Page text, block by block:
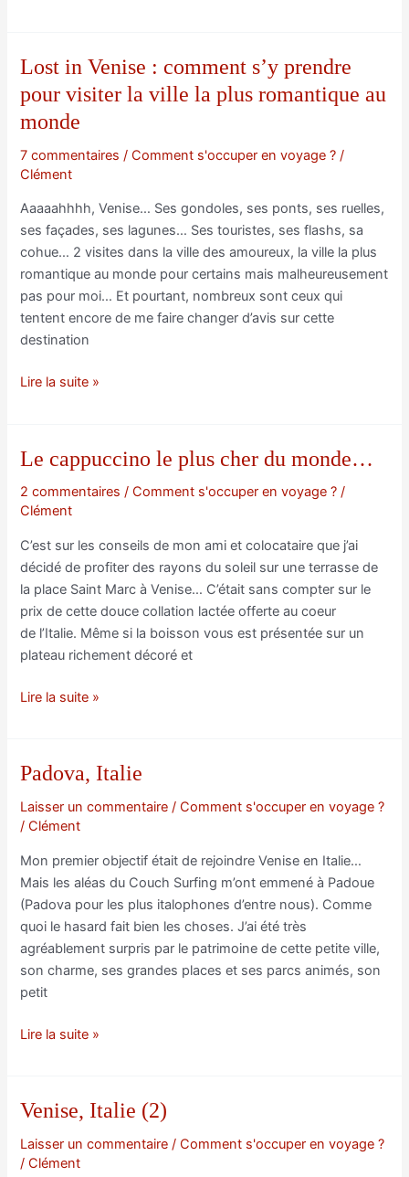
la
découverte
des
de
au
coeur
du
Piémont
Italien
Lost in Venise : comment s’y prendre
pour visiter la ville la plus romantique au
monde
7 commentaires /Comment s'occuper en voyage ? /
Clément
Aaaaahhhh, Venise… Ses gondoles, ses ponts, ses ruelles,
ses façades, ses lagunes… Ses touristes, ses flashs, sa
cohue… 2 visites dans la ville des amoureux, la ville la plus
romantique au monde pour certains mais malheureusement
pas pour moi… Et pourtant, nombreux sont ceux qui
tentent encore de me faire changer d’avis sur cette
destination
Lost
comment
s’y
prendre
visiter
ville
la
plus
romantique
au
Lire la suite »
Le cappuccino le plus cher du monde…
2 commentaires /Comment s'occuper en voyage ? /
Clément
C’est sur les conseils de mon ami et colocataire que j’ai
décidé de profiter des rayons du soleil sur une terrasse de
la place Saint Marc à Venise… C’était sans compter sur le
prix de cette douce collation lactée offerte au coeur
de l’Italie. Même si la boisson vous est présentée sur un
plateau richement décoré et
Le
plus
cher
du
monde…
Lire la suite »
Padova, Italie
Laisser un commentaire /Comment s'occuper en voyage ?
/Clément
Mon premier objectif était de rejoindre Venise en Italie…
Mais les aléas du Couch Surfing m’ont emmené à Padoue
(Padova pour les plus italophones d’entre nous). Comme
quoi le hasard fait bien les choses. J’ai été très
agréablement surpris par le patrimoine de cette petite ville,
son charme, ses grandes places et ses parcs animés, son
petit
Padova,
Lire la suite »
Venise, Italie (2)
Laisser un commentaire /Comment s'occuper en voyage ?
/Clément